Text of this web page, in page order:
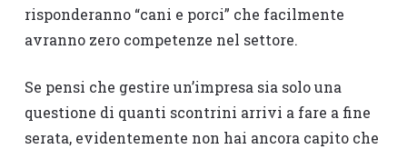
risponderanno “cani e porci” che facilmente
avranno zero competenze nel settore.
Se pensi che gestire un’impresa sia solo una
questione di quanti scontrini arrivi a fare a fine
serata, evidentemente non hai ancora capito che